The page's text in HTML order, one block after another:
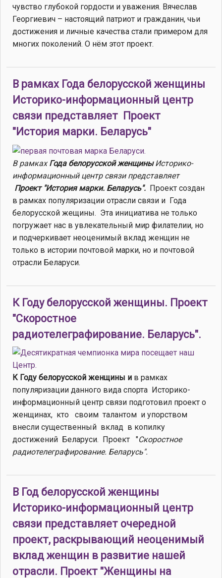
чувство глубокой гордости и уважения. Вячеслав
Георгиевич – настоящий патриот и гражданин, чьи
достижения и личные качества стали примером для
многих поколений. О нём этот проект.
В рамках Года белорусской женщины
Историко-информационный центр
связи представляет Проект
"История марки. Беларусь"
В рамкахГода белорусской женщиныИсторико-
информационный центр связи представляет
Проект "История марки. Беларусь". Проект создан
в рамках популяризации отрасли связи и Года
белорусской жещины. Эта инициатива не только
погружает нас в увлекательный мир филателии, но
и подчеркивает неоценимый вклад женщин не
только в истории почтовой марки, но и почтовой
отрасли Беларуси.
К Году белорусской женщины. Проект
"Скоростное
радиотелеграфирование. Беларусь".
К Году белорусской женщины и в рамках
популяризации данного вида спорта Историко-
информационный центр связи подготовил проект о
женщинах, кто своим талантом и упорством
внесли существенный вклад в копилку
достижений Беларуси. Проект "Скоростное
радиотелеграфирование. Беларусь".
В Год белорусской женщины
Историко-информационный центр
связи представляет очередной
проект, раскрывающий неоценимый
вклад женщин в развитие нашей
отрасли. Проект "Женщины на